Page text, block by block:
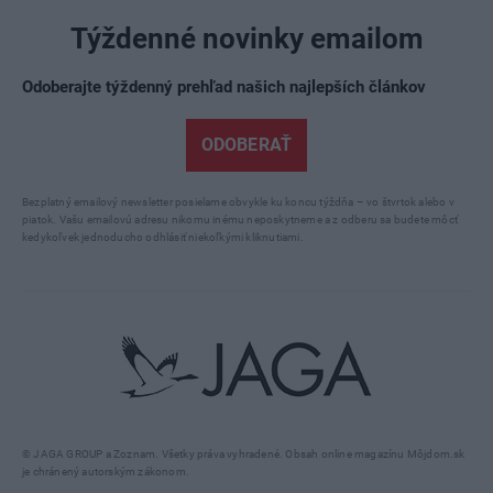
© JAGA GROUP a Zoznam. Všetky práva vyhradené. Obsah online magazínu Môjdom.sk
je chránený autorským zákonom.
Týždenné novinky emailom
Odoberajte týždenný prehľad našich najlepších článkov
ODOBERAŤ
Bezplatný emailový newsletter posielame obvykle ku koncu týždňa – vo štvrtok alebo v
piatok. Vašu emailovú adresu nikomu inému neposkytneme a z odberu sa budete môcť
kedykoľvek jednoducho odhlásiť niekoľkými kliknutiami.